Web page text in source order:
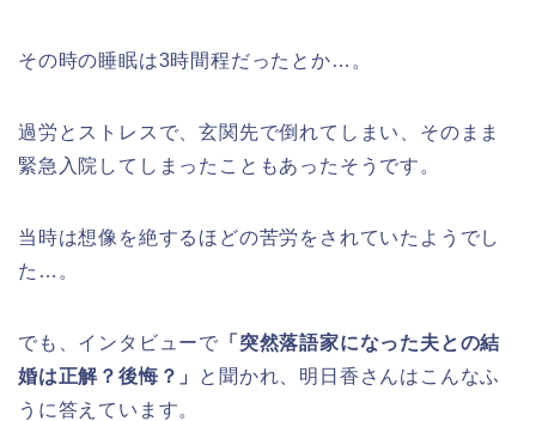
その時の睡眠は3時間程だったとか…。
過労とストレスで、玄関先で倒れてしまい、そのまま
緊急入院してしまったこともあったそうです。
当時は想像を絶するほどの苦労をされていたようでし
た…。
でも、インタビューで 「突然落語家になった夫との結
婚は正解？後悔？」
と聞かれ、明日香さんはこんなふ
うに答えています。